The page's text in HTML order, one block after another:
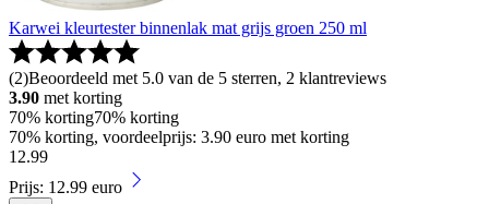
Karwei kleurtester binnenlak mat grijs groen 250 ml
(2)Beoordeeld met 5.0 van de 5 sterren, 2 klantreviews
3.90 met korting
70% korting70% korting
70% korting, voordeelprijs: 3.90 euro met korting
12.99
Prijs: 12.99 euro